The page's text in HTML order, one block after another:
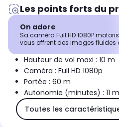
Les points forts du
On adore
Sa caméra Full HD 1080P
vous offrent des images
Hauteur de vol maxi : 10 m
Caméra : Full HD 1080p
Portée : 60 m
Autonomie (minutes) : 11
Toutes les